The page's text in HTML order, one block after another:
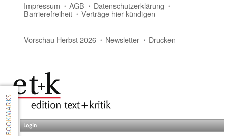
Impressum AGB Datenschutzerklärung
Barrierefreiheit Verträge hier kündigen
Vorschau Herbst 2026 Newsletter Drucken
Login